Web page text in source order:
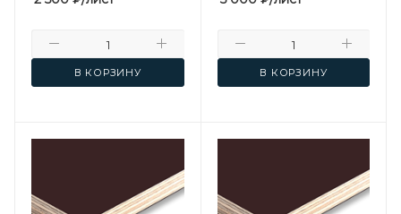
В КОРЗИНУ В КОРЗИНУ